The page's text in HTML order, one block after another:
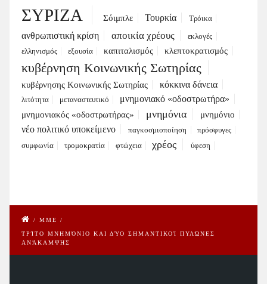
ΣΥΡΙΖΑ Σόιμπλε Τουρκία Τρόικα
ανθρωπιστική κρίση αποικία χρέους
εκλογές
ελληνισμός
εξουσία καπιταλισμός κλεπτοκρατισμός
κυβέρνηση Κοινωνικής Σωτηρίας
κυβέρνησης Κοινωνικής Σωτηρίας κόκκινα δάνεια
λιτότητα μεταναστευτικό μνημονιακό «οδοστρωτήρα»
μνημονιακός «οδοστρωτήρας» μνημόνια μνημόνιο
νέο πολιτικό υποκείμενο παγκοσμιοποίηση
πρόσφυγες
συμφωνία
τρομοκρατία φτώχεια χρέος ύφεση
/ ΜΜΕ /
ΤΡΊΤΟ ΜΝΗΜΌΝΙΟ ΚΑΙ ΔΎΟ ΣΗΜΑΝΤΙΚΟΊ ΠΥΛΏΝΕΣ
ΑΝΆΚΑΜΨΗΣ